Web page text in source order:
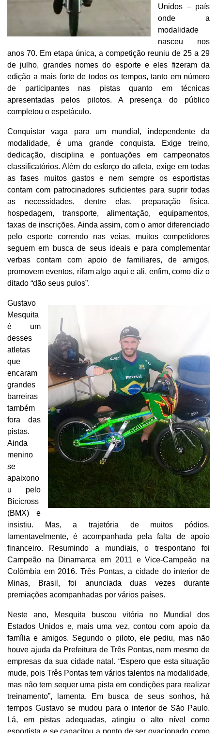
Unidos – país
onde a
modalidade
nasceu nos
anos 70. Em etapa única, a competição reuniu de 25 a 29
de julho, grandes nomes do esporte e eles fizeram da
edição a mais forte de todos os tempos, tanto em número
de participantes nas pistas quanto em técnicas
apresentadas pelos pilotos. A presença do público
completou o espetáculo.
Conquistar vaga para um mundial, independente da
modalidade, é uma grande conquista. Exige treino,
dedicação, disciplina e pontuações em campeonatos
classificatórios. Além do esforço do atleta, exige em todas
as fases muitos gastos e nem sempre os esportistas
contam com patrocinadores suficientes para suprir todas
as necessidades, dentre elas, preparação física,
hospedagem, transporte, alimentação, equipamentos,
taxas de inscrições. Ainda assim, com o amor diferenciado
pelo esporte correndo nas veias, muitos competidores
seguem em busca de seus ideais e para complementar
verbas contam com apoio de familiares, de amigos,
promovem eventos, rifam algo aqui e ali, enfim, como diz o
ditado “dão seus pulos”.
Gustavo
Mesquita
é um
desses
atletas
que
encaram
grandes
barreiras
também
fora das
pistas.
Ainda
menino
se
apaixono
u pelo
Bicicross
(BMX) e
insistiu. Mas, a trajetória de muitos pódios,
lamentavelmente, é acompanhada pela falta de apoio
financeiro. Resumindo a mundiais, o trespontano foi
Campeão na Dinamarca em 2011 e Vice-Campeão na
Colômbia em 2016. Três Pontas, a cidade do interior de
Minas, Brasil, foi anunciada duas vezes durante
premiações acompanhadas por vários países.
Neste ano, Mesquita buscou vitória no Mundial dos
Estados Unidos e, mais uma vez, contou com apoio da
família e amigos. Segundo o piloto, ele pediu, mas não
houve ajuda da Prefeitura de Três Pontas, nem mesmo de
empresas da sua cidade natal. “Espero que esta situação
mude, pois Três Pontas tem vários talentos na modalidade,
mas não tem sequer uma pista em condições para realizar
treinamento”, lamenta. Em busca de seus sonhos, há
tempos Gustavo se mudou para o interior de São Paulo.
Lá, em pistas adequadas, atingiu o alto nível como
esportista e se capacitou a ponto de ser ovacionado como